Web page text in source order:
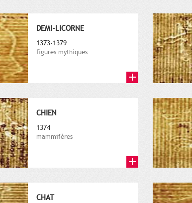
DEMI-LICORNE
1373-1379
figures mythiques
CHIEN
1374
mammifères
CHAT